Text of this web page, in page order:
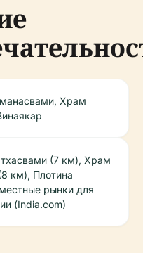
Храм
(7 км), Храм
км), Плотина
рынки для
(India.com)